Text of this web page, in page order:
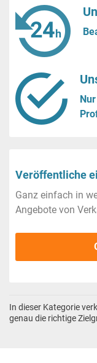
Veröffentliche
Ganz einfach in
Angebote von
In dieser Kategorie
genau die richtige